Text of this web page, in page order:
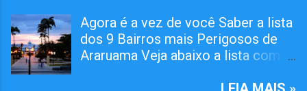
Operações Policiais Militares em
Saquarema Veja os Dez Bairros
mais Perigosos de
Agora é a vez de você Saber a lista
dos 9 Bairros mais Perigosos de
Araruama Veja abaixo a lista com